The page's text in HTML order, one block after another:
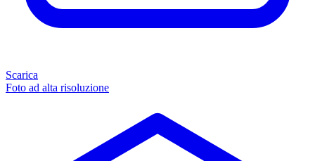
Scarica
Foto ad alta risoluzione